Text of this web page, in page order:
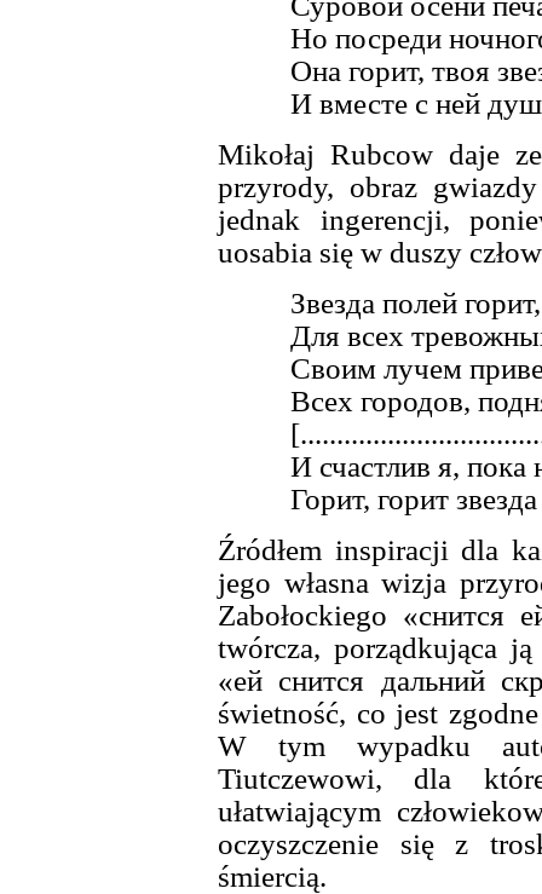
Но посреди
Она горит, твоя
И вместе с ней
Mikołaj Rubcow daje
przyrody, obraz
jednak ingerencji,
uosabia się w duszy
Звезда полей
Для всех
Своим лучем
Всех городов,
И счастлив я, пока
Горит, горит
Źródłem inspiracji dla
jego własna wizja
Zabołockiego «снится
twórcza, porządkująca
«ей снится дальний
świetność, co jest
W tym wypadku
Tiutczewowi, dla
ułatwiającym
oczyszczenie się z
śmiercią.